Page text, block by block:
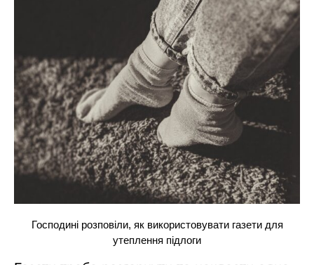
Господині розповіли, як використовувати газети для
утеплення підлоги